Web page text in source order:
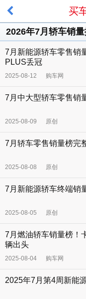
买
2026年7月轿车销
7月新能源轿车零售销
PLUS丢冠
2025-08-12 购车网
7月中大型轿车零售销
2025-08-09 原创
7月轿车零售销量榜完
2025-08-08 原创
7月新能源轿车终端销
2025-08-05 原创
7月燃油轿车销量榜！
辆出头
2025-08-04 购车网
2025年7月第4周新能